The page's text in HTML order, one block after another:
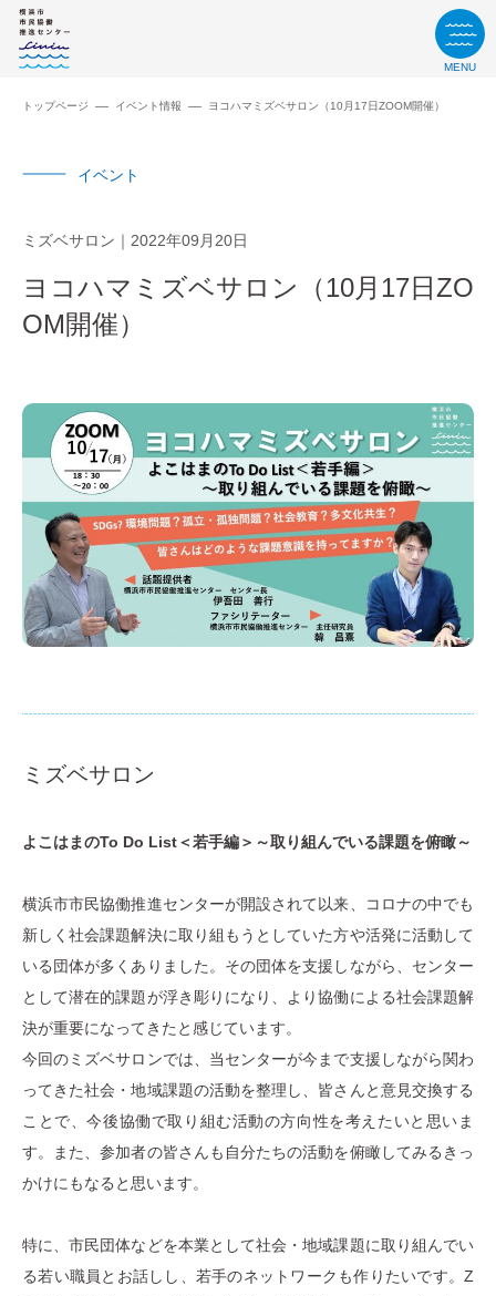
MENU
トップページ イベント情報 ヨコハマミズベサロン（10月17日ZOOM開催）
イベント
ミズベサロン 2022年09月20日
ヨコハマミズベサロン（10月17日ZO
OM開催）
ミズベサロン
よこはまのTo Do List＜若手編＞～取り組んでいる課題を俯瞰～
横浜市市民協働推進センターが開設されて以来、コロナの中でも
新しく社会課題解決に取り組もうとしていた方や活発に活動して
いる団体が多くありました。その団体を支援しながら、センター
として潜在的課題が浮き彫りになり、より協働による社会課題解
決が重要になってきたと感じています。
今回のミズベサロンでは、当センターが今まで支援しながら関わ
ってきた社会・地域課題の活動を整理し、皆さんと意見交換する
ことで、今後協働で取り組む活動の方向性を考えたいと思いま
す。また、参加者の皆さんも自分たちの活動を俯瞰してみるきっ
かけにもなると思います。
特に、市民団体などを本業として社会・地域課題に取り組んでい
る若い職員とお話しし、若手のネットワークも作りたいです。Z